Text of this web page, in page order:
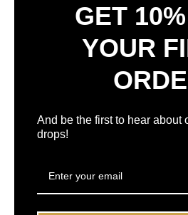
Okendo
GET
YOUR
And be the first to hear about
drops!